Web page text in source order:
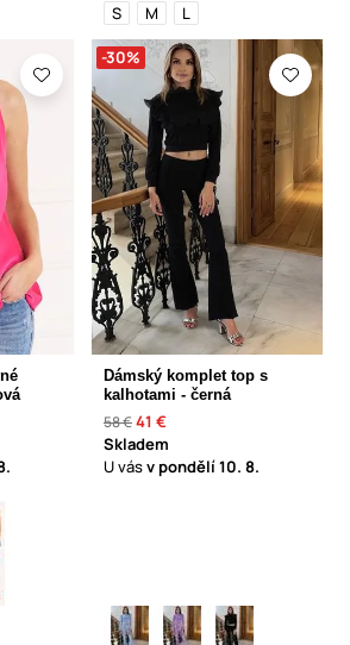
S M L
-30%
Dámský komplet top s
kalhotami - černá
58 €41 €
Skladem
U vásv pondělí10. 8.